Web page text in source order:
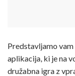
Predstavljamo vam
aplikacija, ki je na
družabna igra z